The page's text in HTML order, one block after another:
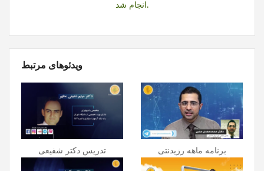
انجام شد.
ویدئوهای مرتبط
تدریس دکتر شفیعی برنامه ماهه رزیدنتی